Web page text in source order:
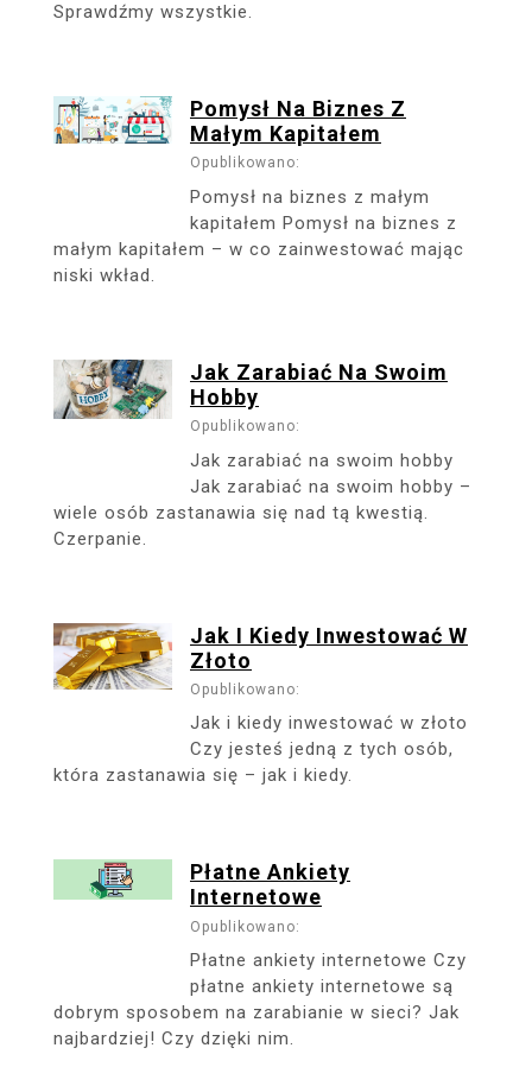
Sprawdźmy wszystkie.
Pomysł Na Biznes Z
Małym Kapitałem
Opublikowano:
Pomysł na biznes z małym
kapitałem Pomysł na biznes z
małym kapitałem – w co zainwestować mając
niski wkład.
Jak Zarabiać Na Swoim
Hobby
Opublikowano:
Jak zarabiać na swoim hobby
Jak zarabiać na swoim hobby –
wiele osób zastanawia się nad tą kwestią.
Czerpanie.
Jak I Kiedy Inwestować W
Złoto
Opublikowano:
Jak i kiedy inwestować w złoto
Czy jesteś jedną z tych osób,
która zastanawia się – jak i kiedy.
Płatne Ankiety
Internetowe
Opublikowano:
Płatne ankiety internetowe Czy
płatne ankiety internetowe są
dobrym sposobem na zarabianie w sieci? Jak
najbardziej! Czy dzięki nim.